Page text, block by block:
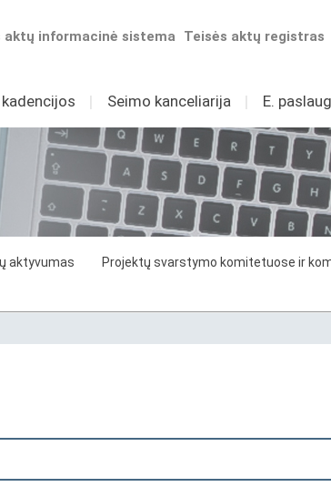
Teisės aktų registras
aktų informacinė sistema
I Seimo kanceliarija I E.
aktyvumas
Projektų svarstymo komitetuose ir